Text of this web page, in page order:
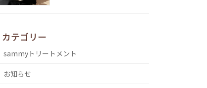
カテゴリー
sammyトリートメント
お知らせ